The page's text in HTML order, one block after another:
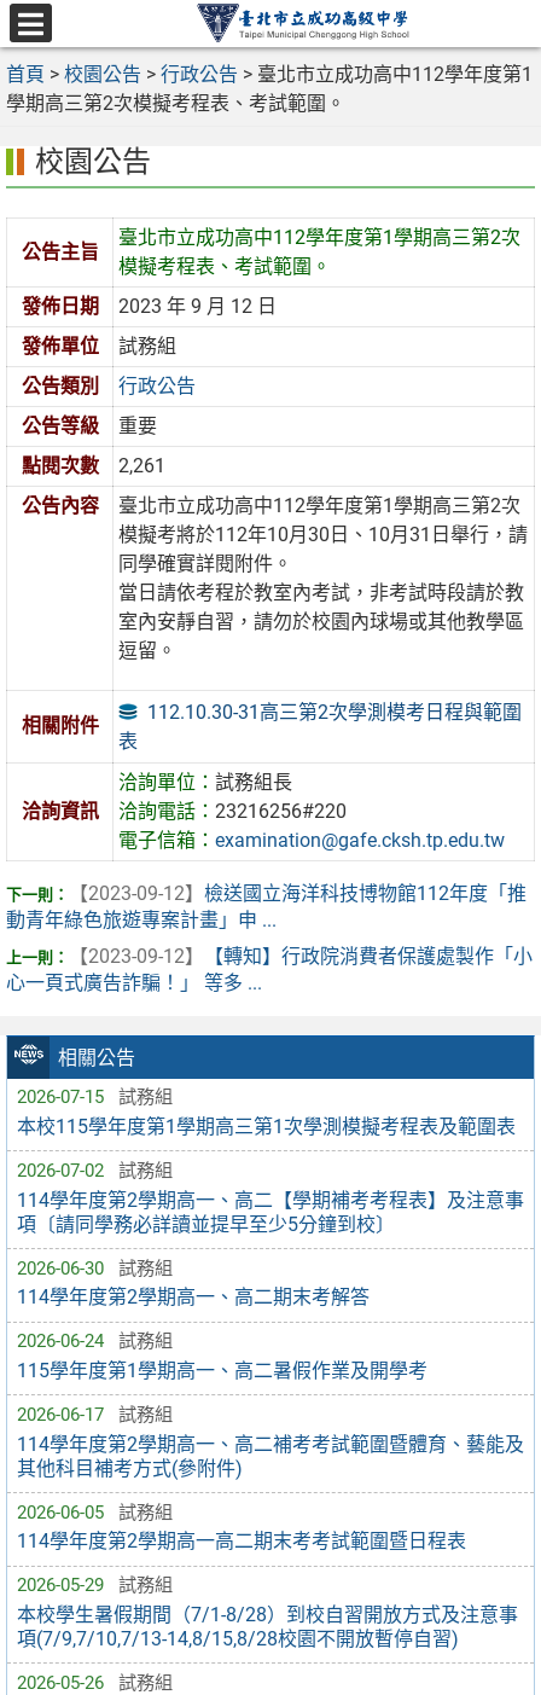
跳
至
主
要
區
選
單
首頁 > 校園公告 > 行政公告 > 臺北市立成功高中112學年度第1
學期高三第2次模擬考程表、考試範圍。
相關公告
2026-07-15 試務組
本校115學年度第1學期高三第1次學測模擬考程表及範圍表
2026-07-02 試務組
114學年度第2學期高一、高二【學期補考考程表】及注意事
項〔請同學務必詳讀並提早至少5分鐘到校〕
2026-06-30 試務組
114學年度第2學期高一、高二期末考解答
2026-06-24 試務組
115學年度第1學期高一、高二暑假作業及開學考
2026-06-17 試務組
114學年度第2學期高一、高二補考考試範圍暨體育、藝能及
其他科目補考方式(參附件)
2026-06-05 試務組
114學年度第2學期高一高二期末考考試範圍暨日程表
2026-05-29 試務組
本校學生暑假期間（7/1-8/28）到校自習開放方式及注意事
項(7/9,7/10,7/13-14,8/15,8/28校園不開放暫停自習)
2026-05-26 試務組
校園公告
公告主旨
臺北市立成功高中112學年度第1學期高三第2次
模擬考程表、考試範圍。
發佈日期
2023 年 9 月 12 日
發佈單位
試務組
公告類別
行政公告
公告等級
重要
點閱次數
2,261
公告內容
臺北市立成功高中112學年度第1學期高三第2次
模擬考將於112年10月30日、10月31日舉行，請
同學確實詳閱附件。
當日請依考程於教室內考試，非考試時段請於教
室內安靜自習，請勿於校園內球場或其他教學區
逗留。
相關附件
112.10.30-31高三第2次學測模考日程與範圍
表
洽詢資訊
洽詢單位：試務組長
洽詢電話：23216256#220
電子信箱：examination@gafe.cksh.tp.edu.tw
【2023-09-12】 檢送國立海洋科技博物館112年度「推
動青年綠色旅遊專案計畫」申 ...
【2023-09-12】
【轉知】行政院消費者保護處製作「小
心一頁式廣告詐騙！」 等多 ...